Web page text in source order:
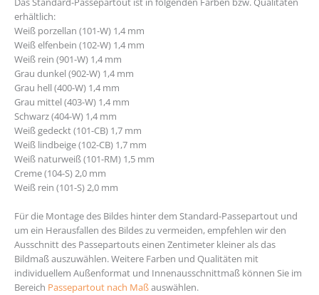
erhältlich:
Weiß porzellan (101-W) 1,4 mm
Weiß elfenbein (102-W) 1,4 mm
Weiß rein (901-W) 1,4 mm
Grau dunkel (902-W) 1,4 mm
Grau hell (400-W) 1,4 mm
Grau mittel (403-W) 1,4 mm
Schwarz (404-W) 1,4 mm
Weiß gedeckt (101-CB) 1,7 mm
Weiß lindbeige (102-CB) 1,7 mm
Weiß naturweiß (101-RM) 1,5 mm
Creme (104-S) 2,0 mm
Weiß rein (101-S) 2,0 mm
Für die Montage des Bildes hinter dem Standard-Passepartout und
um ein Herausfallen des Bildes zu vermeiden, empfehlen wir den
Ausschnitt des Passepartouts einen Zentimeter kleiner als das
Bildmaß auszuwählen. Weitere Farben und Qualitäten mit
individuellem Außenformat und Innenausschnittmaß können Sie im
Bereich Passepartout nach Maßauswählen.